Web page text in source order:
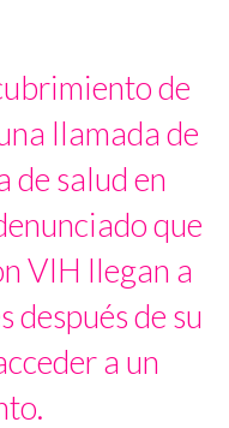
de
llamada de
de salud en
que
VIH llegan a
después de su
a un